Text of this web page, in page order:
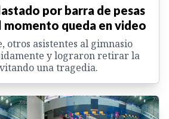
por barra de pesas
momento queda en video
otros asistentes al gimnasio
y lograron retirar la
una tragedia.